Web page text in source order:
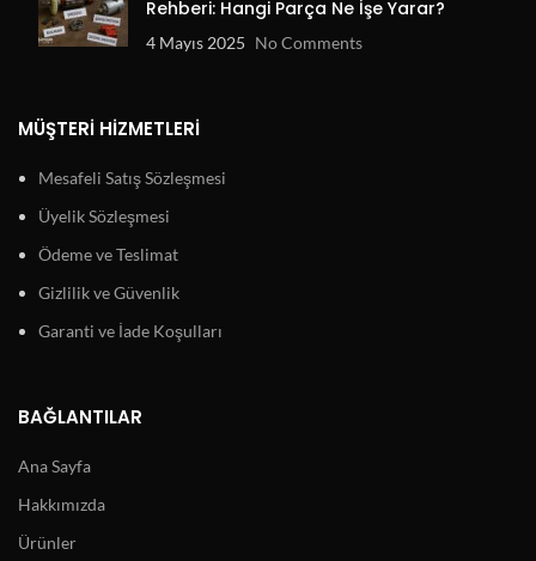
Rehberi: Hangi Parça Ne İşe Yarar?
4 Mayıs 2025 No Comments
MÜŞTERI HIZMETLERI
Mesafeli Satış Sözleşmesi
Üyelik Sözleşmesi
Ödeme ve Teslimat
Gizlilik ve Güvenlik
Garanti ve İade Koşulları
BAĞLANTILAR
Ana Sayfa
Hakkımızda
Ürünler